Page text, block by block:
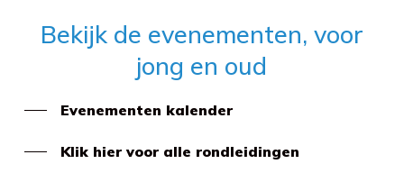
Bekijk de evenementen, voor
jong en oud
Evenementen kalender
Klik hier voor alle rondleidingen